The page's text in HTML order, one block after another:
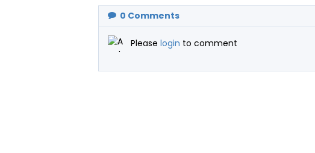
0 Comments
Please login to comment